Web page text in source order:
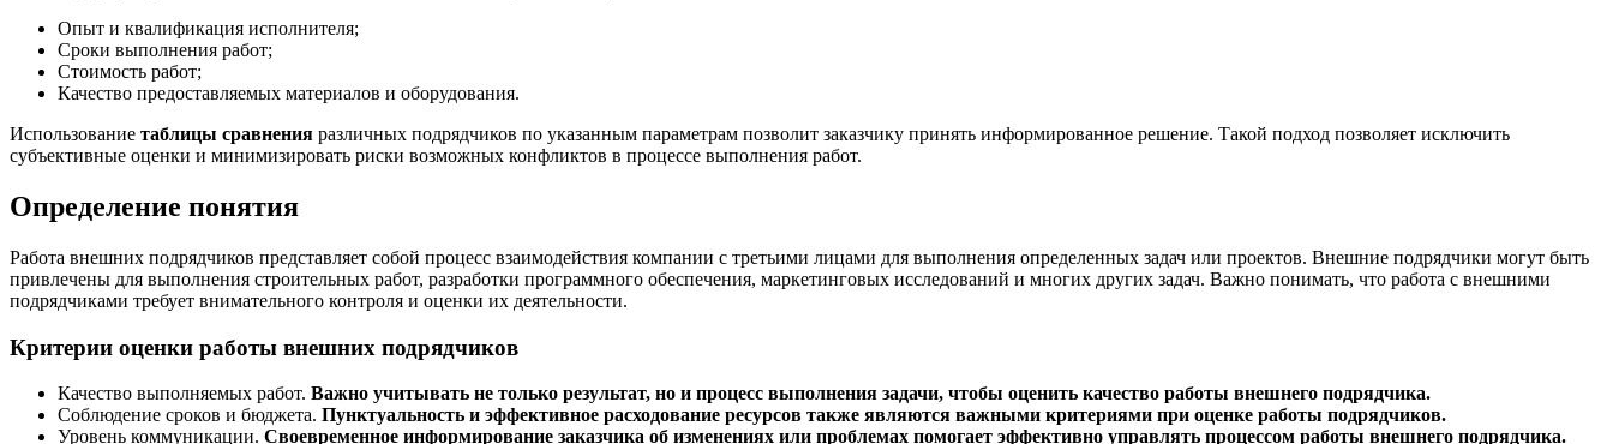
Опыт и квалификация исполнителя;
Сроки выполнения работ;
Стоимость работ;
Качество предоставляемых материалов и оборудования.
Использование таблицы сравнения различных подрядчиков по указанным параметрам позволит заказчику принять информированное решение. Такой подход позволяет исключить
субъективные оценки и минимизировать риски возможных конфликтов в процессе выполнения работ.
Определение понятия
Работа внешних подрядчиков представляет собой процесс взаимодействия компании с третьими лицами для выполнения определенных задач или проектов. Внешние подрядчики могут быть
привлечены для выполнения строительных работ, разработки программного обеспечения, маркетинговых исследований и многих других задач. Важно понимать, что работа с внешними
подрядчиками требует внимательного контроля и оценки их деятельности.
Критерии оценки работы внешних подрядчиков
Качество выполняемых работ. Важно учитывать не только результат, но и процесс выполнения задачи, чтобы оценить качество работы внешнего подрядчика.
Соблюдение сроков и бюджета. Пунктуальность и эффективное расходование ресурсов также являются важными критериями при оценке работы подрядчиков.
Уровень коммуникации. Своевременное информирование заказчика об изменениях или проблемах помогает эффективно управлять процессом работы внешнего подрядчика.